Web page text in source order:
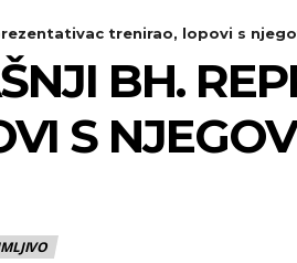
trenirao, lopovi s
BH.
S